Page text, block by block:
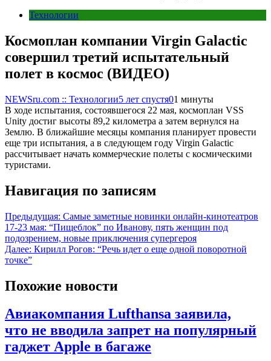
Технологии
Космоплан компании Virgin Galactic
совершил третий испытательный
полет в космос (ВИДЕО)
NEWSru.com :: Технологии5 лет спустя01 минуты
В ходе испытания, состоявшегося 22 мая, космоплан VSS
Unity достиг высоты 89,2 километра а затем вернулся на
Землю. В ближайшие месяцы компания планирует провести
еще три испытания, а в следующем году Virgin Galactic
рассчитывает начать коммерческие полеты с космическими
туристами.
Навигация по записям
Предыдущая: Самые заметные новинки онлайн-кинотеатров
17-23 мая: “Пищеблок” по Иванову, пять женщин под
подозрением, новые приключения супергероя
Далее: Кирилл Рогов: “Речь идет о еще одной поворотной
точке”
Похожие новости
Авиакомпания Lufthansa заявила,
что не вводила запрет на популярный
гаджет Apple в багаже